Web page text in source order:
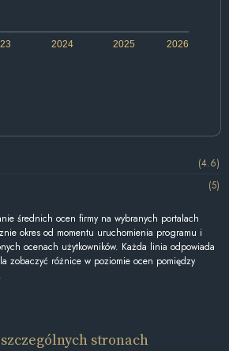
2024 2026
2025
(4.6)
(5)
średnich ocen firmy na wybranych portalach
okres od momentu uruchomienia programu i
ocenach użytkowników. Każda linia odpowiada
zobaczyć różnice w poziomie ocen pomiędzy
stronach